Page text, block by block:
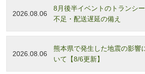
2026.08.06
8月後半イベントのトランシ
不足・配送遅延の備え
2026.08.06
熊本県で発生した地震の影響
いて【8/6更新】